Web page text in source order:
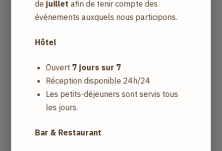
de juillet afin de tenir compte des
événements auxquels nous participons.
Hôtel
Ouvert 7 jours sur 7
Réception disponible 24h/24
Les petits-déjeuners sont servis tous
les jours.
Bar & Restaurant
Contenu embarqué depuis d’autres sites
intégrés (par exemple des vidéos, images, articles…).
Le contenu intégré depuis d’autres sites se
comporte de la même manière que si le visiteur se
rendait sur cet autre site.
Ces sites web pourraient collecter des données sur